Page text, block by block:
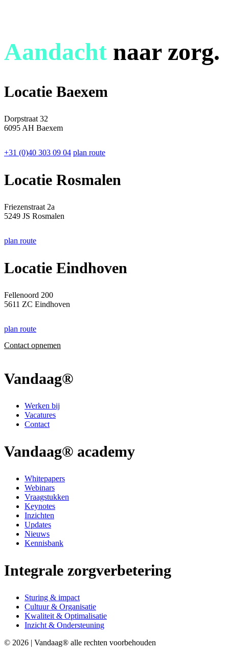
Aandacht naar zorg.
Locatie Baexem
Dorpstraat 32
6095 AH Baexem
+31 (0)40 303 09 04 plan route
Locatie Rosmalen
Friezenstraat 2a
5249 JS Rosmalen
plan route
Locatie Eindhoven
Fellenoord 200
5611 ZC Eindhoven
plan route
Contact opnemen
Vandaag®
Werken bij
Vacatures
Contact
Vandaag® academy
Whitepapers
Webinars
Vraagstukken
Keynotes
Inzichten
Updates
Nieuws
Kennisbank
Integrale zorgverbetering
Sturing & impact
Cultuur & Organisatie
Kwaliteit & Optimalisatie
Inzicht & Ondersteuning
© 2026 | Vandaag® alle rechten voorbehouden